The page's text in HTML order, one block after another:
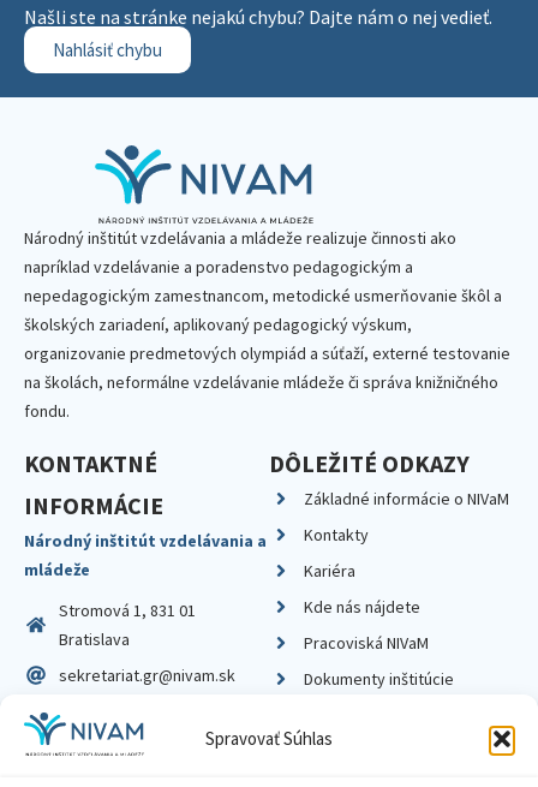
Spravovať Súhlas
Našli ste na stránke nejakú chybu? Dajte nám o nej vedieť.
Nahlásiť chybu
Národný inštitút vzdelávania a mládeže realizuje činnosti ako
napríklad vzdelávanie a poradenstvo pedagogickým a
nepedagogickým zamestnancom, metodické usmerňovanie škôl a
školských zariadení, aplikovaný pedagogický výskum,
organizovanie predmetových olympiád a súťaží, externé testovanie
na školách, neformálne vzdelávanie mládeže či správa knižničného
fondu.
KONTAKTNÉ
INFORMÁCIE
Národný inštitút vzdelávania a
mládeže
Stromová 1, 831 01
Bratislava
sekretariat.gr@nivam.sk
IČO: 00164348
DIČ: 2020798714
DÔLEŽITÉ ODKAZY
Základné informácie o NIVaM
Kontakty
Kariéra
Kde nás nájdete
Pracoviská NIVaM
Dokumenty inštitúcie